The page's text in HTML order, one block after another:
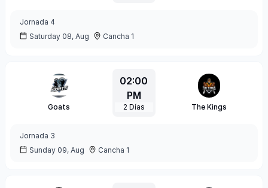
Jornada 4
Saturday 08, Aug
Cancha 1
Goats
02:00
PM
2 Días The Kings
Jornada 3
Sunday 09, Aug
Cancha 1